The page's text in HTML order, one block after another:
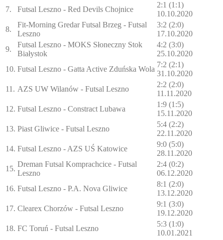
7.
Futsal Leszno - Red Devils Chojnice
2:1 (1:1)
10.10.2020
8.
Fit-Morning Gredar Futsal Brzeg - Futsal
Leszno
3:2 (2:0)
17.10.2020
9.
Futsal Leszno - MOKS Słoneczny Stok
Białystok
4:2 (3:0)
25.10.2020
10. Futsal Leszno - Gatta Active Zduńska Wola
7:2 (2:1)
31.10.2020
11. AZS UW Wilanów - Futsal Leszno
2:2 (2:0)
11.11.2020
12. Futsal Leszno - Constract Lubawa
1:9 (1:5)
15.11.2020
13. Piast Gliwice - Futsal Leszno
5:4 (2:2)
22.11.2020
14. Futsal Leszno - AZS UŚ Katowice
9:0 (5:0)
28.11.2020
15.
Dreman Futsal Komprachcice - Futsal
Leszno
2:4 (0:2)
06.12.2020
16. Futsal Leszno - P.A. Nova Gliwice
8:1 (2:0)
13.12.2020
17. Clearex Chorzów - Futsal Leszno
9:1 (3:0)
19.12.2020
18. FC Toruń - Futsal Leszno
5:3 (1:0)
10.01.2021